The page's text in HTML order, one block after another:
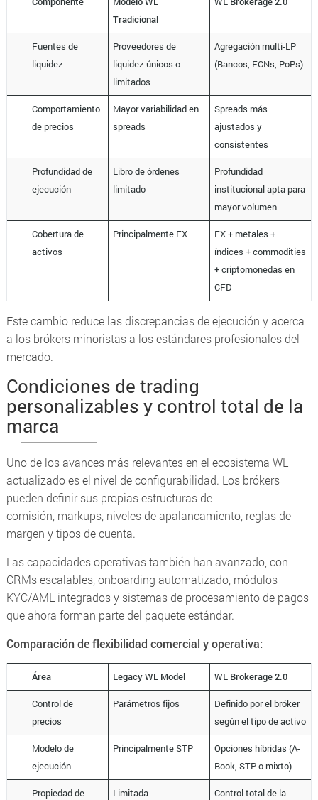
Tradicional
Fuentes de
liquidez
Proveedores de
liquidez únicos o
limitados
Agregación multi-LP
(Bancos, ECNs, PoPs)
Comportamiento
de precios
Mayor variabilidad en
spreads
Spreads más
ajustados y
consistentes
Profundidad de
ejecución
Libro de órdenes
limitado
Profundidad
institucional apta para
mayor volumen
Cobertura de
activos
Principalmente FX
FX + metales +
índices + commodities
+ criptomonedas en
CFD
Este cambio reduce las discrepancias de ejecución y acerca
a los brókers minoristas a los estándares profesionales del
mercado.
Condiciones de trading
personalizables y control total de la
marca
Uno de los avances más relevantes en el ecosistema WL
actualizado es el nivel de configurabilidad. Los brókers
pueden definir sus propias estructuras de
comisión, markups, niveles de apalancamiento, reglas de
margen y tipos de cuenta.
Las capacidades operativas también han avanzado, con
CRMs escalables, onboarding automatizado, módulos
KYC/AML integrados y sistemas de procesamiento de pagos
que ahora forman parte del paquete estándar.
Comparación de flexibilidad comercial y operativa:
Área Legacy WL Model WL Brokerage 2.0
Control de
precios
Parámetros fijos
Definido por el bróker
según el tipo de activo
Modelo de
ejecución
Principalmente STP
Opciones híbridas (A-
Book, STP o mixto)
Propiedad de Limitada Control total de la